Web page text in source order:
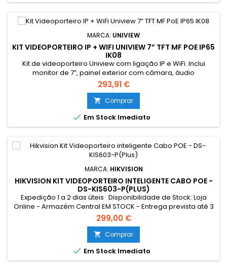
MARCA: UNIVIEW
KIT VIDEOPORTEIRO IP + WIFI UNIVIEW 7” TFT MF POE IP65
IK08
Kit de videoporteiro Uniview com ligação IP e WiFi. Inclui
monitor de 7”, painel exterior com câmara, áudio
bidirecional e abertura por cartão MF. Compatível com app
UNV-Link e alimentação PoE. Proteção IP65 e antivandalismo
IK08.
293,91 €
 Comprar
 Em Stock Imediato
MARCA: HIKVISION
HIKVISION KIT VIDEOPORTEIRO INTELIGENTE CABO POE -
DS-KIS603-P(PLUS)
Expedição 1 a 2 dias úteis Disponibilidade de Stock: Loja
Online - Armazém Central EM STOCK - Entrega prevista até 3
dias úteis Loja Braga - Rua António Fernandes Ferreira
Gomes EM STOCK Resumo: *Conexão Monitor e
Intercomunicador Exterior: Cabo UTP POE Tocaram à
campainha quando não estava em casa? A encomenda
não foi entregue pelo...
299,00 €
 Comprar
 Em Stock Imediato